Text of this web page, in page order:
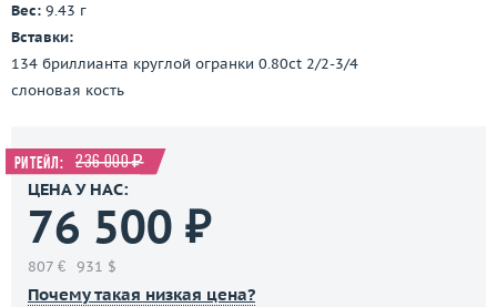
Вес: 9.43 г
Вставки:
134 бриллианта круглой огранки 0.80ct 2/2-3/4
слоновая кость
Ритейл: 236 000 ₽
ЦЕНА У НАС:
76 500 ₽
807 € 931 $
Почему такая низкая цена?